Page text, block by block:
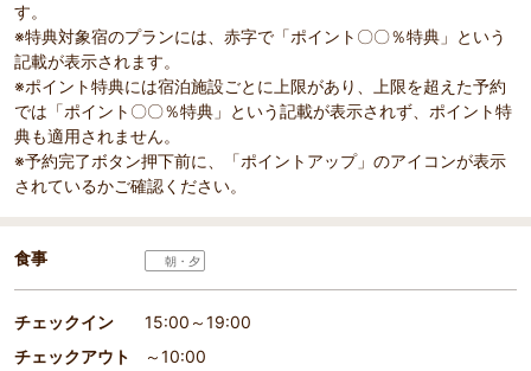
す。
※特典対象宿のプランには、赤字で「ポイント〇〇％特典」という
記載が表示されます。
※ポイント特典には宿泊施設ごとに上限があり、上限を超えた予約
では「ポイント〇〇％特典」という記載が表示されず、ポイント特
典も適用されません。
※予約完了ボタン押下前に、「ポイントアップ」のアイコンが表示
されているかご確認ください。
食事 朝・夕
チェックイン
15:00～19:00
チェックアウト
～10:00